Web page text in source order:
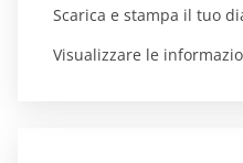
Scarica e stampa il tuo
Visualizzare le